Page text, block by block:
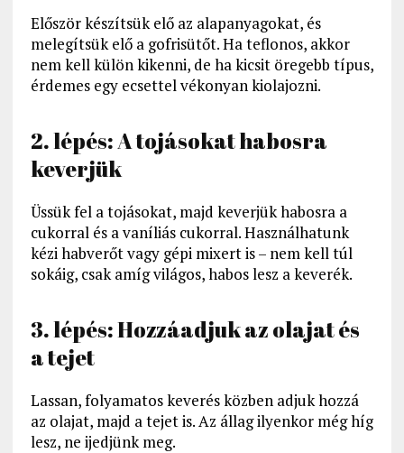
Először készítsük elő az alapanyagokat, és
melegítsük elő a gofrisütőt. Ha teflonos, akkor
nem kell külön kikenni, de ha kicsit öregebb típus,
érdemes egy ecsettel vékonyan kiolajozni.
2. lépés: A tojásokat habosra
keverjük
Üssük fel a tojásokat, majd keverjük habosra a
cukorral és a vaníliás cukorral. Használhatunk
kézi habverőt vagy gépi mixert is – nem kell túl
sokáig, csak amíg világos, habos lesz a keverék.
3. lépés: Hozzáadjuk az olajat és
a tejet
Lassan, folyamatos keverés közben adjuk hozzá
az olajat, majd a tejet is. Az állag ilyenkor még híg
lesz, ne ijedjünk meg.